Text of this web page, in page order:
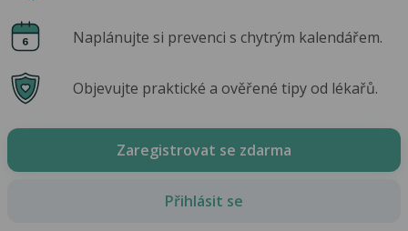
Naplánujte si prevenci s chytrým kalendářem.
Objevujte praktické a ověřené tipy od lékařů.
Zaregistrovat se zdarma
Přihlásit se